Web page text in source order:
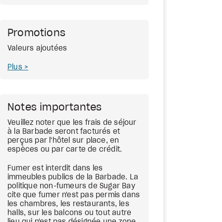
Promotions
Valeurs ajoutées
Plus
Notes importantes
Veuillez noter que les frais de séjour
à la Barbade seront facturés et
perçus par l'hôtel sur place, en
espèces ou par carte de crédit.
Fumer est interdit dans les
immeubles publics de la Barbade. La
politique non-fumeurs de Sugar Bay
cite que fumer n'est pas permis dans
les chambres, les restaurants, les
halls, sur les balcons ou tout autre